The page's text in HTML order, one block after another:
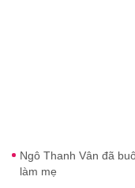
Ngô Thanh Vân đã
làm mẹ